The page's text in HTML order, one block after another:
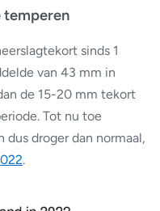
temperen
sinds 1
van 43 mm in
de 15-20 mm tekort
Tot nu toe
droger dan normaal,
.